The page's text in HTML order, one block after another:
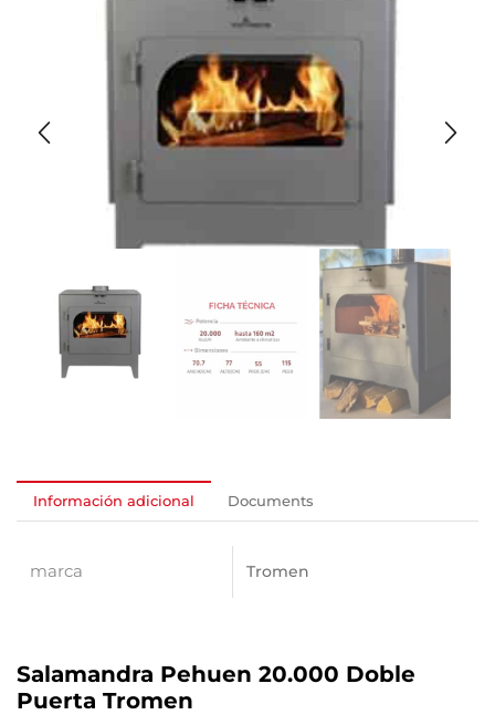
Información adicional Documents
marca Tromen
Salamandra Pehuen 20.000 Doble
Puerta Tromen